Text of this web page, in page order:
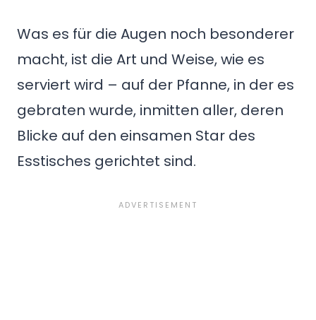
Was es für die Augen noch besonderer
macht, ist die Art und Weise, wie es
serviert wird – auf der Pfanne, in der es
gebraten wurde, inmitten aller, deren
Blicke auf den einsamen Star des
Esstisches gerichtet sind.